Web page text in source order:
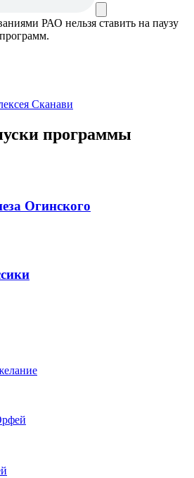
РАО нельзя ставить на паузу
Сканави
программы
Огинского